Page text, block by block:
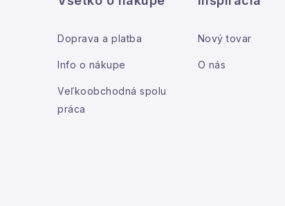
Doprava a platba
Info o nákupe
Veľkoobchodná spolu
práca
Nový tovar
O nás